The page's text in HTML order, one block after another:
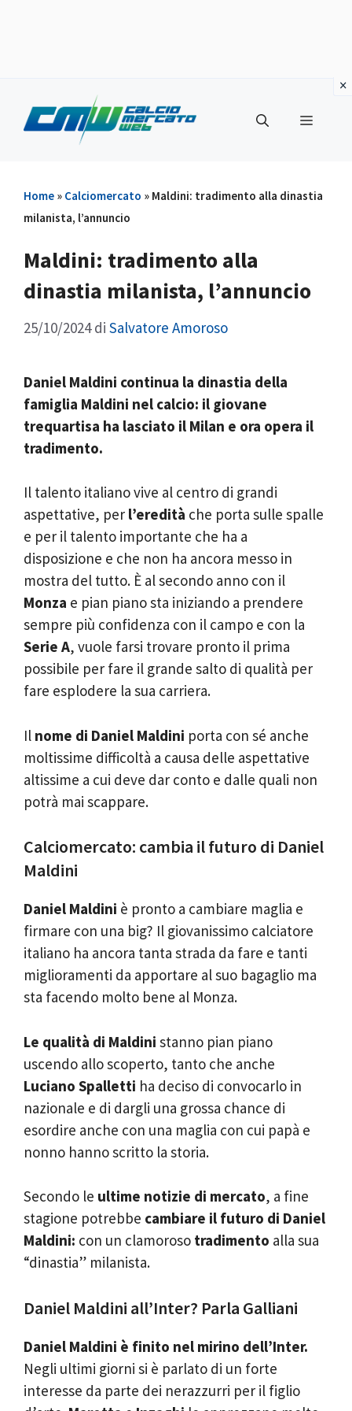
contenuto
Menu
Home » Calciomercato » Maldini: tradimento alla dinastia
milanista, l’annuncio
Maldini: tradimento alla
dinastia milanista, l’annuncio
25/10/2024 di Salvatore Amoroso
Daniel Maldini continua la dinastia della
famiglia Maldini nel calcio: il giovane
trequartisa ha lasciato il Milan e ora opera il
tradimento.
Il talento italiano vive al centro di grandi
aspettative, per l’eredità che porta sulle spalle
e per il talento importante che ha a
disposizione e che non ha ancora messo in
mostra del tutto. È al secondo anno con il
Monza e pian piano sta iniziando a prendere
sempre più confidenza con il campo e con la
Serie A, vuole farsi trovare pronto il prima
possibile per fare il grande salto di qualità per
fare esplodere la sua carriera.
Il nome di Daniel Maldini porta con sé anche
moltissime difficoltà a causa delle aspettative
altissime a cui deve dar conto e dalle quali non
potrà mai scappare.
Calciomercato: cambia il futuro di Daniel
Maldini
Daniel Maldini è pronto a cambiare maglia e
firmare con una big? Il giovanissimo calciatore
italiano ha ancora tanta strada da fare e tanti
miglioramenti da apportare al suo bagaglio ma
sta facendo molto bene al Monza.
Le qualità di Maldini stanno pian piano
uscendo allo scoperto, tanto che anche
Luciano Spalletti ha deciso di convocarlo in
nazionale e di dargli una grossa chance di
esordire anche con una maglia con cui papà e
nonno hanno scritto la storia.
Secondo le ultime notizie di mercato, a fine
stagione potrebbe cambiare il futuro di Daniel
Maldini: con un clamoroso tradimento alla sua
“dinastia” milanista.
Daniel Maldini all’Inter? Parla Galliani
Daniel Maldini è finito nel mirino dell’Inter.
Negli ultimi giorni si è parlato di un forte
interesse da parte dei nerazzurri per il figlio